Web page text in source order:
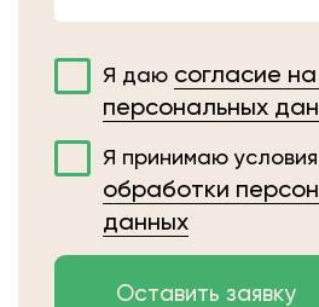
Я даю согласие
персональных
Я принимаю условия
обработки
данных